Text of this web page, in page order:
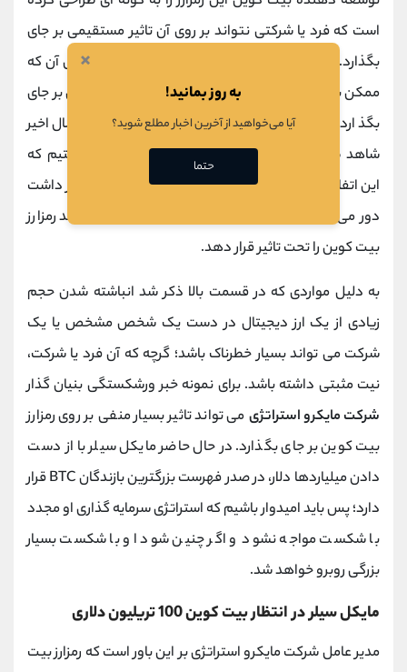
است که فرد یا شرکتی نتواند بر روی آن تاثیر مستقیمی بر جای
بگذارد. خالق بیت کوین یعنی
به دلیل آن که
ممکن بود مشهور بودن او تاثیری بر روی رمزارز بیت کوین بر جای
بگذارد هویت خود را مخفی کرده است؛ اما در چند سال اخیر
شاهد ظهور چهره‌ های تاثیرگذار در کریپتوکارنسی هستیم که
این اتفاق، کریپتو را از مسیری که ساتوشی ناکاموتو در نظر داشت
دور می ‌کند.
مربوط به این افراد به راحتی می تواند رمزارز
بیت کوین را تحت تاثیر قرار دهد.
به دلیل مواردی که در قسمت بالا ذکر شد انباشته شدن حجم
زیادی از یک ارز دیجیتال در دست یک شخص مشخص یا یک
شرکت می تواند بسیار خطرناک باشد؛ گرچه که آن فرد یا شرکت،
نیت مثبتی داشته باشد. برای نمونه خبر ورشکستگی بنیان گذار
شرکت مایکرو استراتژی می تواند تاثیر بسیار منفی بر روی رمزارز
بیت کوین بر جای بگذارد. در حال حاضر مایکل سیلر با از دست
دادن میلیاردها دلار، در صدر فهرست بزرگترین بازندگانBTCقرار
دارد؛ پس باید امیدوار باشیم که استراتژی سرمایه ‌گذاری او مجدد
با شکست مواجه نشود و اگر چنین شود او با شکست بسیار
بزرگی روبرو خواهد شد.
مایکل سیلر در انتظار بیت کوین 100 تریلیون دلاری
مدیر عامل شرکت مایکرو استراتژی بر این باور است که رمزارز بیت
×
به روز بمانید!
آیا می‌خواهید از آخرین اخبار مطلع شوید؟
حتما